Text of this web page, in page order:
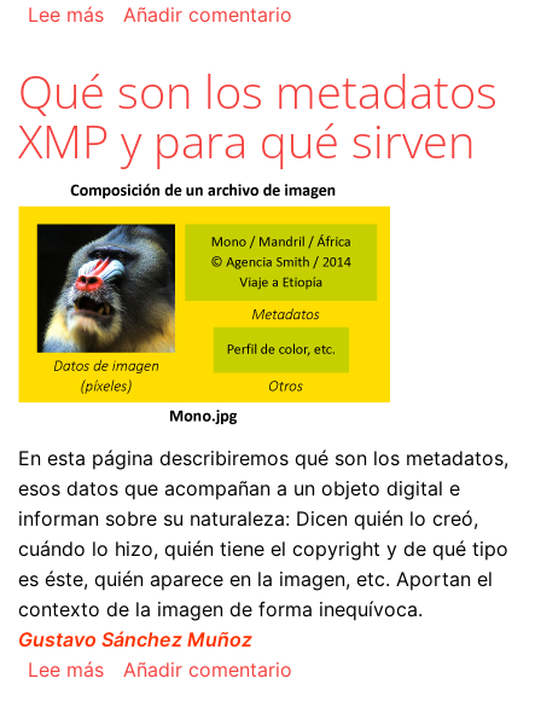
Lee mássobre Los PDF con imágenes en Illustrator
Añadir comentario
Qué son los metadatos
XMP y para qué sirven
En esta página describiremos qué son los metadatos,
esos datos que acompañan a un objeto digital e
informan sobre su naturaleza: Dicen quién lo creó,
cuándo lo hizo, quién tiene el copyright y de qué tipo
es éste, quién aparece en la imagen, etc. Aportan el
contexto de la imagen de forma inequívoca.
Gustavo Sánchez Muñoz
Lee mássobre Qué son los metadatos XMP y para qué
Añadir comentario